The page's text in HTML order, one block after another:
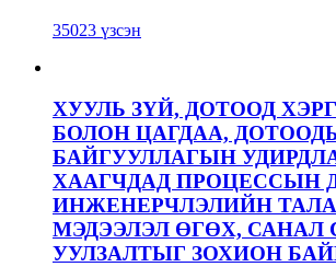
35023 үзсэн
ХУУЛЬ ЗҮЙ, ДОТООД
БОЛОН ЦАГДАА,
БАЙГУУЛЛАГЫН
ХААГЧДАД ПРОЦЕССЫН
ИНЖЕНЕРЧЛЭЛИЙН
МЭДЭЭЛЭЛ ӨГӨХ, САНАЛ
УУЛЗАЛТЫГ ЗОХИОН